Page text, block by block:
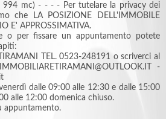
994 mc) - - - - Per tutelare la privacy dei
che LA POSIZIONE DELL'IMMOBILE
E' APPROSSIMATIVA.
o per fissare un appuntamento potete
TEL. 0523-248191 o scriverci al
-
dalle 09:00 alle 12:30 e dalle 15:00
alle 12:00 domenica chiuso.
appuntamento.